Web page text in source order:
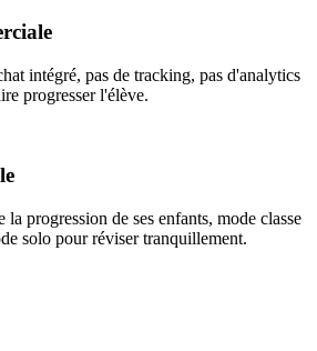
intégré, pas de tracking, pas d'analytics
progresser l'élève.
progression de ses enfants, mode classe
solo pour réviser tranquillement.